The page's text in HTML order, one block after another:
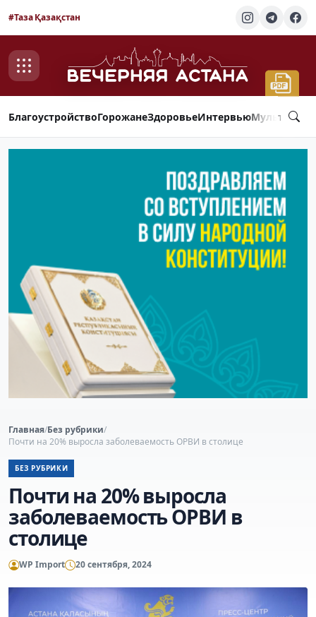
#Таза Қазақстан
БлагоустройствоГорожанеЗдоровьеИнтервью
Главная/Без рубрики/
Почти на 20% выросла заболеваемость ОРВИ в столице
БЕЗ РУБРИКИ
Почти на 20% выросла
заболеваемость ОРВИ в
столице
WP Import 20 сентября, 2024